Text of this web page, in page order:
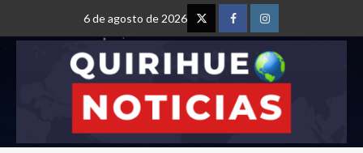
6 de agosto de 2026